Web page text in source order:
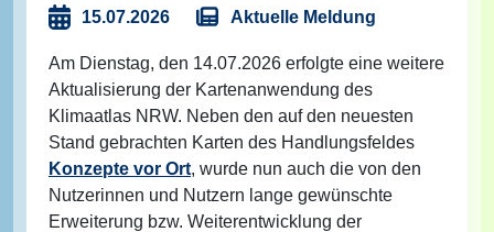
15.07.2026 Aktuelle Meldung
Am Dienstag, den 14.07.2026 erfolgte eine weitere
Aktualisierung der Kartenanwendung des
Klimaatlas NRW. Neben den auf den neuesten
Stand gebrachten Karten des Handlungsfeldes
Konzepte vor Ort, wurde nun auch die von den
Nutzerinnen und Nutzern lange gewünschte
Erweiterung bzw. Weiterentwicklung der